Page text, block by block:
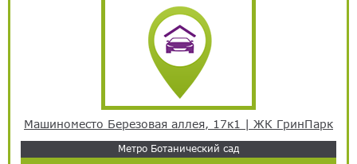
Машиноместо Березовая аллея, 17к1 | ЖК ГринПарк
Метро Ботанический сад